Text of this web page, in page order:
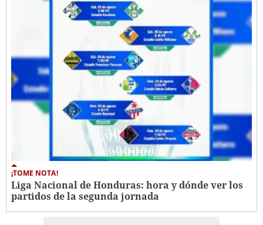
¡TOME NOTA!
Liga Nacional de Honduras: hora y dónde ver los
partidos de la segunda jornada